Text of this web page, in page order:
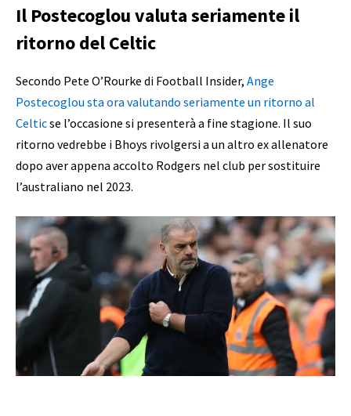
Il Postecoglou valuta seriamente il
ritorno del Celtic
Secondo Pete O’Rourke di Football Insider, Ange
Postecoglou sta ora valutando seriamente un ritorno al
Celticse l’occasione si presenterà a fine stagione. Il suo
ritorno vedrebbe i Bhoys rivolgersi a un altro ex allenatore
dopo aver appena accolto Rodgers nel club per sostituire
l’australiano nel 2023.